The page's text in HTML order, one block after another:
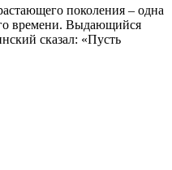
поколения – одна
времени. Выдающийся
сказал: «Пусть